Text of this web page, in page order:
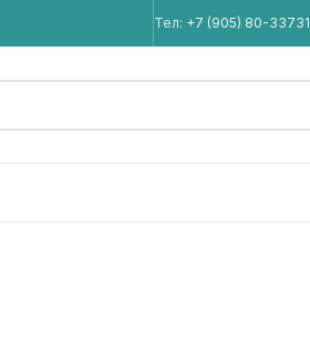
Тел: +7 (905) 80-33731